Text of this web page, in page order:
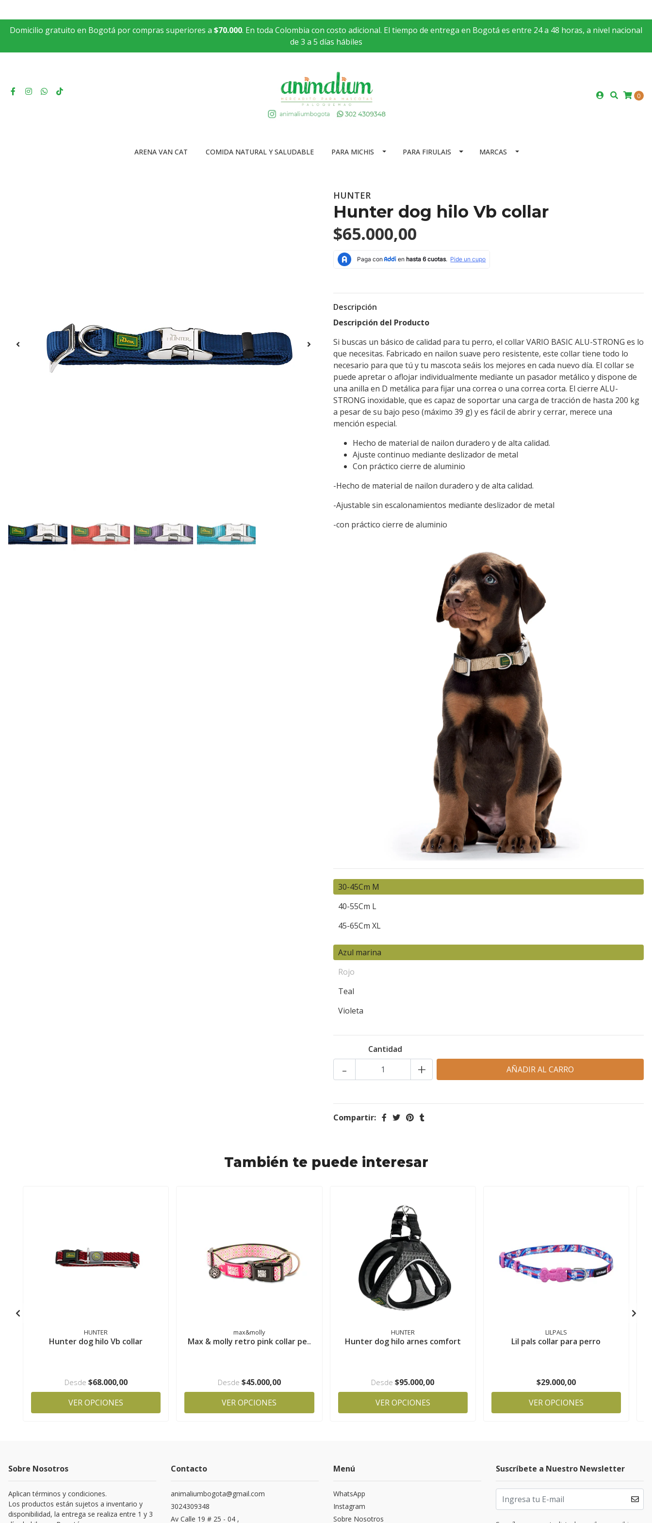
Domicilio gratuito en Bogotá por compras superiores a $70.000. En toda Colombia con costo adicional. El tiempo de entrega en Bogotá es entre 24 a 48 horas, a nivel nacional
de 3 a 5 días hábiles
0
ARENA VAN CAT COMIDA NATURAL Y SALUDABLE PARA MICHIS PARA FIRULAIS MARCAS
HUNTER
Hunter dog hilo Vb collar
$65.000,00
Descripción
Descripción del Producto
Si buscas un básico de calidad para tu perro, el collar VARIO BASIC ALU-STRONG es lo
que necesitas. Fabricado en nailon suave pero resistente, este collar tiene todo lo
necesario para que tú y tu mascota seáis los mejores en cada nuevo día. El collar se
puede apretar o aflojar individualmente mediante un pasador metálico y dispone de
una anilla en D metálica para fijar una correa o una correa corta. El cierre ALU-
STRONG inoxidable, que es capaz de soportar una carga de tracción de hasta 200 kg
a pesar de su bajo peso (máximo 39 g) y es fácil de abrir y cerrar, merece una
mención especial.
Hecho de material de nailon duradero y de alta calidad.
Ajuste continuo mediante deslizador de metal
Con práctico cierre de aluminio
-Hecho de material de nailon duradero y de alta calidad.
-Ajustable sin escalonamientos mediante deslizador de metal
-con práctico cierre de aluminio
30-45Cm M
40-55Cm L
45-65Cm XL
Azul marina
Rojo
Teal
Violeta
Cantidad
- +
Compartir:
También te puede interesar
HUNTER
Hunter dog hilo Vb collar
Desde $68.000,00
VER OPCIONES
max&molly
Max & molly retro pink collar pe..
Desde $45.000,00
VER OPCIONES
HUNTER
Hunter dog hilo arnes comfort
Desde$95.000,00
VER OPCIONES
LILPALS
Lil pals collar para perro
$29.000,00
VER OPCIONES
Sobre Nosotros
Aplican términos y condiciones.
Los productos están sujetos a inventario y
disponibilidad, la entrega se realiza entre 1 y 3
Contacto
animaliumbogota@gmail.com
3024309348
Av Calle 19 # 25 - 04 ,
Menú
WhatsApp
Instagram
Sobre Nosotros
Suscríbete a Nuestro Newsletter